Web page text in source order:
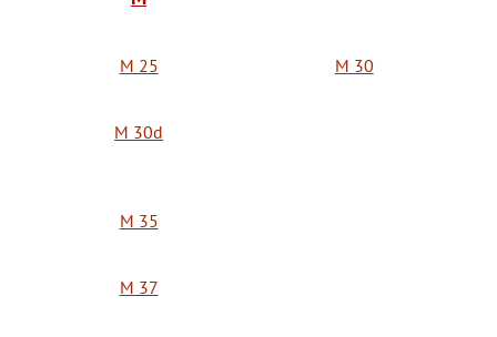
M 25 M 30
M 30d
M 35
M 37